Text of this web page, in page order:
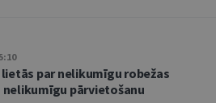
par nelikumīgu robežas
nelikumīgu pārvietošanu